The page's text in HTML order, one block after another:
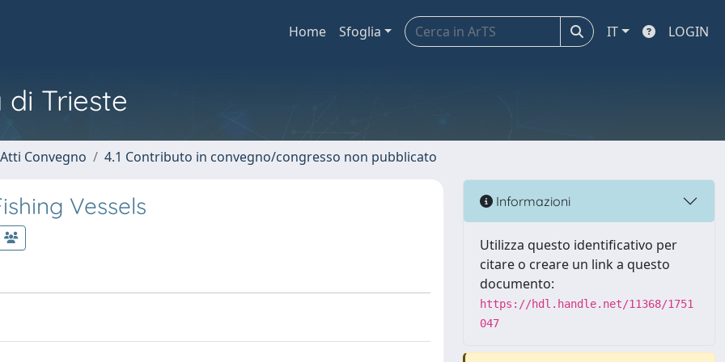
Home Sfoglia IT LOGIN
Trieste
Convegno 4.1 Contributo in convegno/congresso non pubblicato
Vessels Informazioni
Utilizza questo identificativo per
citare o creare un link a questo
documento:
https://hdl.handle.net/11368/1751
047